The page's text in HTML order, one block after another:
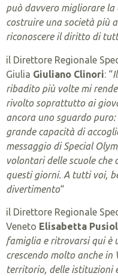
può davvero migliorare
costruire una società più
riconoscere il diritto di
il Direttore Regionale
Giulia Giuliano Clinori: “
ribadito più volte mi
rivolto soprattutto ai
ancora uno sguardo
grande capacità di
messaggio di Special
volontari delle scuole che
questi giorni. A tutti voi,
divertimento“
il Direttore Regionale
Veneto Elisabetta Pusiol
famiglia e ritrovarsi qui è
crescendo molto anche
territorio, delle istituzioni